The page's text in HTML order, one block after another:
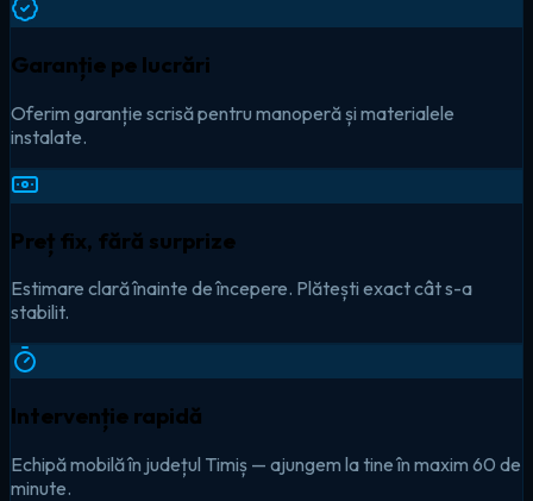
Garanție pe lucrări
Oferim garanție scrisă pentru manoperă și materialele
instalate.
Preț fix, fără surprize
Estimare clară înainte de începere. Plătești exact cât s-a
stabilit.
Intervenție rapidă
Echipă mobilă în județul Timiș — ajungem la tine în maxim 60 de
minute.